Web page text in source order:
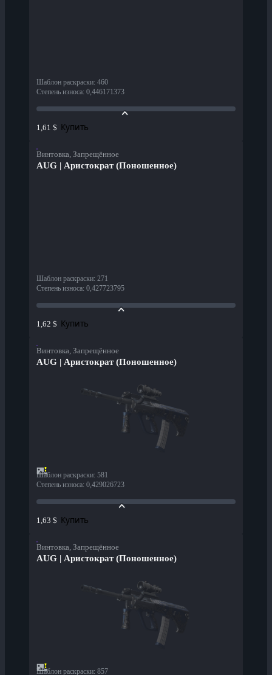
Шаблон раскраски: 460
Степень износа: 0,446171373
1,61 $ Купить
Винтовка, Запрещённое
AUG | Аристократ (Поношенное)
Шаблон раскраски: 271
Степень износа: 0,427723795
1,62 $ Купить
Винтовка, Запрещённое
AUG | Аристократ (Поношенное)
Шаблон раскраски: 581
Степень износа: 0,429026723
1,63 $ Купить
Винтовка, Запрещённое
AUG | Аристократ (Поношенное)
Шаблон раскраски: 857